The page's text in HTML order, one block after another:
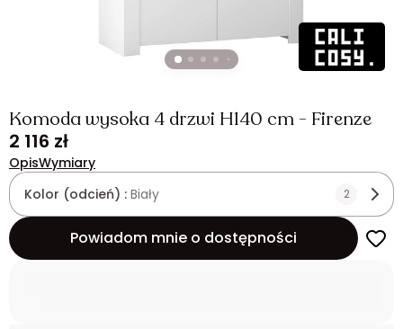
Komoda wysoka 4 drzwi H140 cm - Firenze
2 116 zł
OpisWymiary
Kolor (odcień) : Biały 2
Powiadom mnie o dostępności